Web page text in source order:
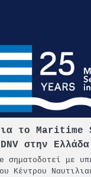
το Maritime
στην Ελλάδα
σηματοδοτεί με
Κέντρου
στρατηγική
μέσα από τη
Ένωση
«Η ασφάλεια δεν
αποτελεί
πολιτικών
Πανεπιστήμιο
Πρωτοποριακό
strategic